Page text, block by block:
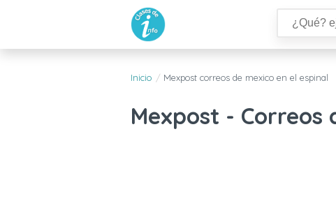
Inicio Mexpost correos de mexico en el espinal
Mexpost - Correos